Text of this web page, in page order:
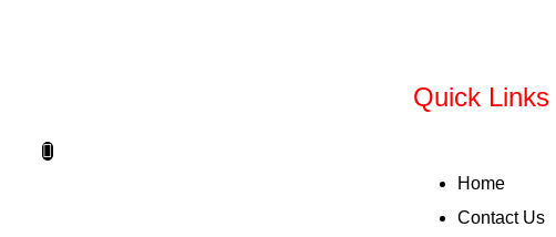
Quick Links
Home
Contact Us